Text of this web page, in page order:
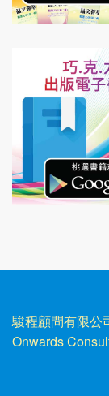
駿程顧問有限公
Onwards